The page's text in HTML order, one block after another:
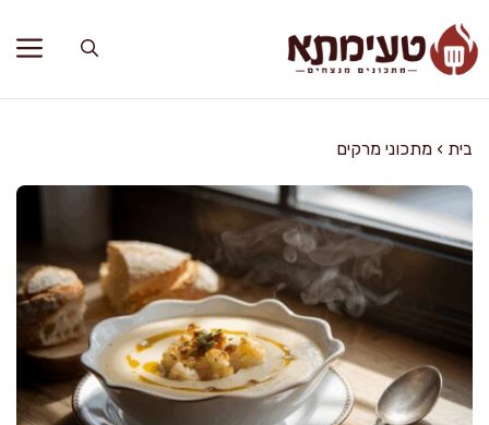
לתוכן
בית › מתכוני מרקים